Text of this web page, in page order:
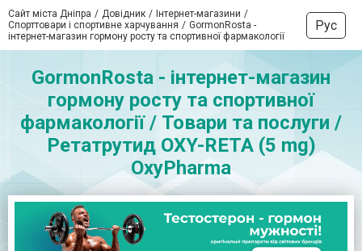
Сайт міста Дніпра Довідник
Інтернет-магазини
Спорттовари і спортивне харчування
GormonRosta -
інтернет-магазин гормону росту та спортивної фармакології
Рус
GormonRosta - інтернет-магазин
гормону росту та спортивної
фармакології / Товари та послуги /
Ретатрутид OXY-RETA (5 mg)
OxyPharma